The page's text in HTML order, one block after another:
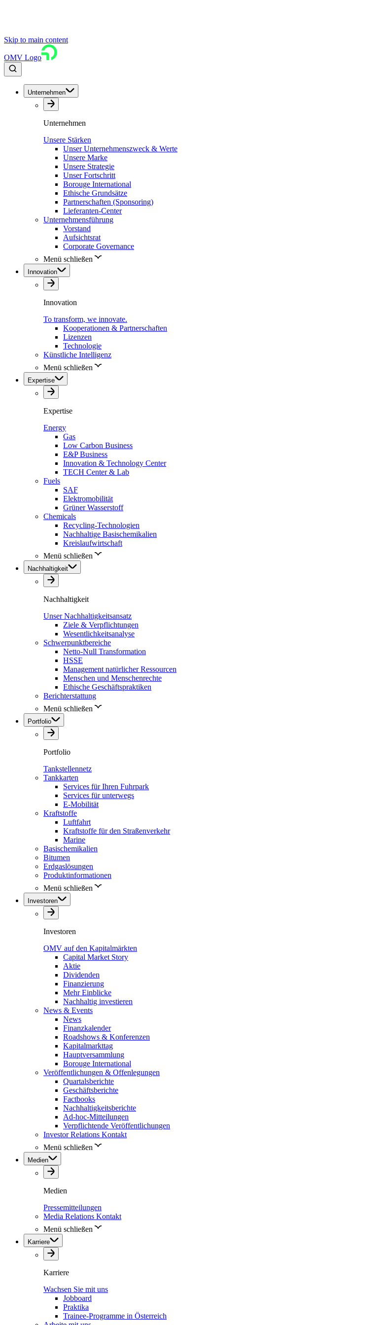
Skip to main content
OMV Logo
Unternehmen
Unternehmen
Unsere Stärken
Unser Unternehmenszweck & Werte
Unsere Marke
Unsere Strategie
Unser Fortschritt
Borouge International
Ethische Grundsätze
Partnerschaften (Sponsoring)
Lieferanten-Center
Unternehmensführung
Vorstand
Aufsichtsrat
Corporate Governance
Menü schließen
Innovation
Innovation
To transform, we innovate.
Kooperationen & Partnerschaften
Lizenzen
Technologie
Künstliche Intelligenz
Menü schließen
Expertise
Expertise
Energy
Gas
Low Carbon Business
E&P Business
Innovation & Technology Center
TECH Center & Lab
Fuels
SAF
Elektromobilität
Grüner Wasserstoff
Chemicals
Recycling-Technologien
Nachhaltige Basischemikalien
Kreislaufwirtschaft
Menü schließen
Nachhaltigkeit
Nachhaltigkeit
Unser Nachhaltigkeitsansatz
Ziele & Verpflichtungen
Wesentlichkeitsanalyse
Schwerpunktbereiche
Netto-Null Transformation
HSSE
Management natürlicher Ressourcen
Menschen und Menschenrechte
Ethische Geschäftspraktiken
Berichterstattung
Menü schließen
Portfolio
Portfolio
Tankstellennetz
Tankkarten
Services für Ihren Fuhrpark
Services für unterwegs
E-Mobilität
Kraftstoffe
Luftfahrt
Kraftstoffe für den Straßenverkehr
Marine
Basischemikalien
Bitumen
Erdgaslösungen
Produktinformationen
Menü schließen
Investoren
Investoren
OMV auf den Kapitalmärkten
Capital Market Story
Aktie
Dividenden
Finanzierung
Mehr Einblicke
Nachhaltig investieren
News & Events
News
Finanzkalender
Roadshows & Konferenzen
Kapitalmarkttag
Hauptversammlung
Borouge International
Veröffentlichungen & Offenlegungen
Quartalsberichte
Geschäftsberichte
Factbooks
Nachhaltigkeitsberichte
Ad-hoc-Mitteilungen
Verpflichtende Veröffentlichungen
Investor Relations Kontakt
Menü schließen
Medien
Medien
Pressemitteilungen
Media Relations Kontakt
Menü schließen
Karriere
Karriere
Wachsen Sie mit uns
Jobboard
Praktika
Trainee-Programme in Österreich